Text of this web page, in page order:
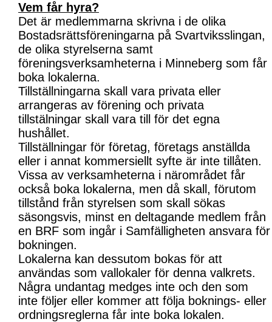
Vem får hyra?
Det är medlemmarna skrivna i de olika
Bostadsrättsföreningarna på Svartviksslingan,
de olika styrelserna samt
föreningsverksamheterna i Minneberg som får
boka lokalerna.
Tillställningarna skall vara privata eller
arrangeras av förening och privata
tillstälningar skall vara till för det egna
hushållet.
Tillställningar för företag, företags anställda
eller i annat kommersiellt syfte är inte tillåten.
Vissa av verksamheterna i närområdet får
också boka lokalerna, men då skall, förutom
tillstånd från styrelsen som skall sökas
säsongsvis, minst en deltagande medlem från
en BRF som ingår i Samfälligheten ansvara för
bokningen.
Lokalerna kan dessutom bokas för att
användas som vallokaler för denna valkrets.
Några undantag medges inte och den som
inte följer eller kommer att följa boknings- eller
ordningsreglerna får inte boka lokalen.